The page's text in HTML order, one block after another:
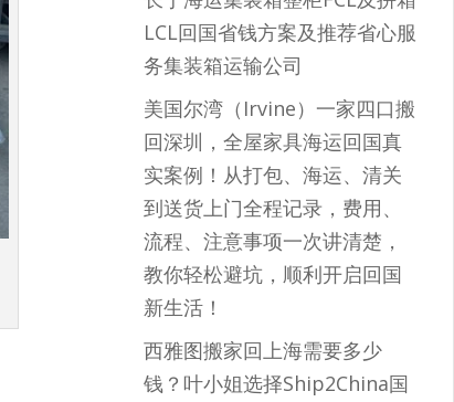
LCL回国省钱方案及推荐省心服
务集装箱运输公司
美国尔湾（Irvine）一家四口搬
回深圳，全屋家具海运回国真
实案例！从打包、海运、清关
到送货上门全程记录，费用、
流程、注意事项一次讲清楚，
教你轻松避坑，顺利开启回国
新生活！
西雅图搬家回上海需要多少
钱？叶小姐选择Ship2China国